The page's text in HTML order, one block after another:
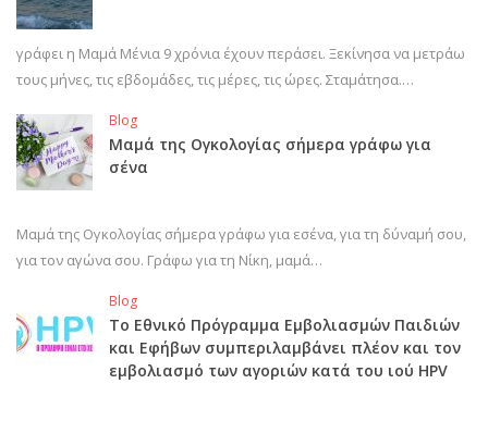
γράφει η Μαμά Μένια 9 χρόνια έχουν περάσει. Ξεκίνησα να μετράω
τους μήνες, τις εβδομάδες, τις μέρες, τις ώρες. Σταμάτησα.…
Blog
Μαμά της Ογκολογίας σήμερα γράφω για
σένα
Μαμά της Ογκολογίας σήμερα γράφω για εσένα, για τη δύναμή σου,
για τον αγώνα σου. Γράφω για τη Νίκη, μαμά…
Blog
Το Εθνικό Πρόγραμμα Εμβολιασμών Παιδιών
και Εφήβων συμπεριλαμβάνει πλέον και τον
εμβολιασμό των αγοριών κατά του ιού HPV